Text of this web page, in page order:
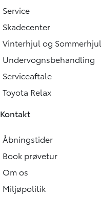
Service
Skadecenter
Vinterhjul og Sommerhjul
Undervognsbehandling
Serviceaftale
Toyota Relax
Kontakt
Åbningstider
Book prøvetur
Om os
Miljøpolitik